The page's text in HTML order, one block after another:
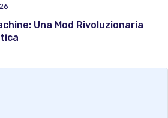
Una Mod Rivoluzionaria